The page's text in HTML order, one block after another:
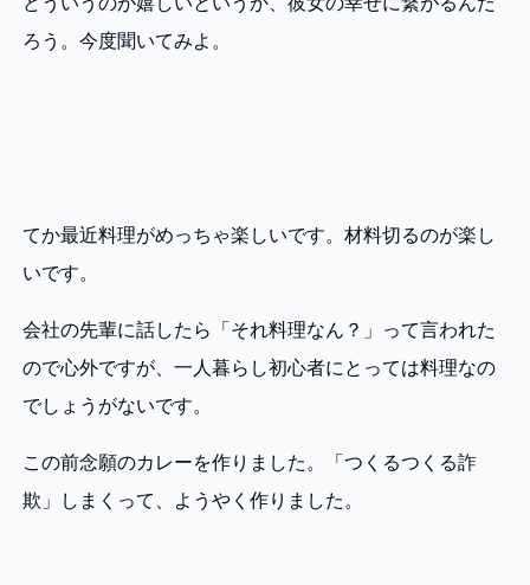
ろう。今度聞いてみよ。
てか最近料理がめっちゃ楽しいです。材料切るのが楽し
いです。
会社の先輩に話したら「それ料理なん？」って言われた
ので心外ですが、一人暮らし初心者にとっては料理なの
でしょうがないです。
この前念願のカレーを作りました。「つくるつくる詐
欺」しまくって、ようやく作りました。